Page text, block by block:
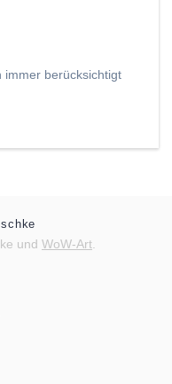
immer berücksichtigt
und WoW-Art